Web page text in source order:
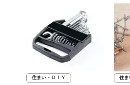
住まい・ＤＩＹ 住ま